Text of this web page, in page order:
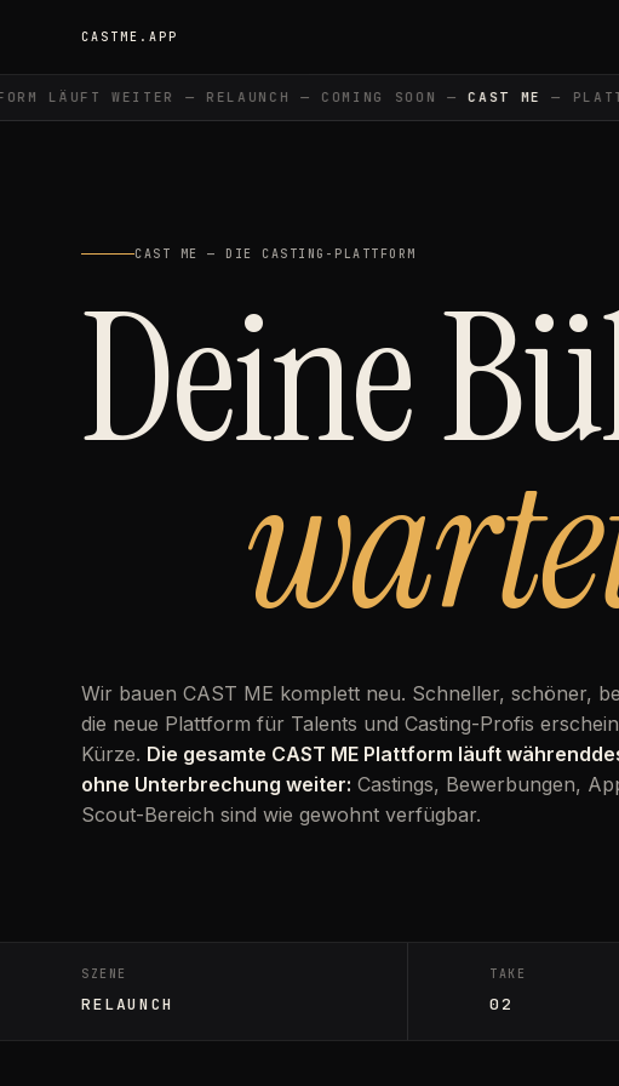
CASTME.APP
LÄUFT WEITER — RELAUNCH — COMING SOON —CAST ME—
CAST ME — DIE CASTING-PLATTFORM
Deine
Wir bauen CAST ME komplett neu. Schneller, schöner,
die neue Plattform für Talents und Casting-Profis
Kürze. Die gesamte CAST ME Plattform läuft
ohne Unterbrechung weiter: Castings, Bewerbungen,
Scout-Bereich sind wie gewohnt verfügbar.
SZENE
RELAUNCH
TAKE
02